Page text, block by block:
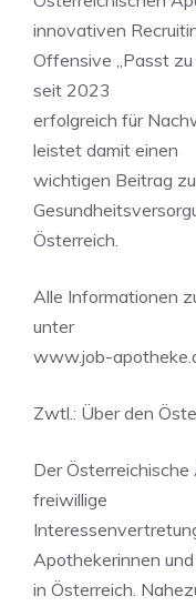
innovativen
Offensive „Passt
seit 2023
erfolgreich für
leistet damit einen
wichtigen Beitrag
Österreich.
Alle Informationen
unter
www.job-
Zwtl.: Über den
Der
freiwillige
Apothekerinnen
in Österreich.